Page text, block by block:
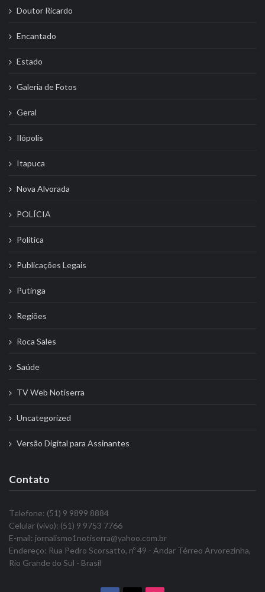
Doutor Ricardo
Encantado
Estado
Galeria de Fotos
Geral
Ilópolis
Itapuca
Nova Alvorada
POLÍCIA
Politíca
Publicações Legais
Putinga
Regiões
Roca Sales
Saúde
TV Web Notiserra
Uncategorized
Versão Digital para Assinantes
Contato
Telefone: (51) 9 9899 8884
Celular (vivo): (51) 9 9753 7766
E-mail: jornalismo1notiserra@yahoo.com.br
Endereço: Rua Pedro Scorsatto, nº 49 - Andar Térreo Arvorezinha,
Rio Grande do Sul - Brasil